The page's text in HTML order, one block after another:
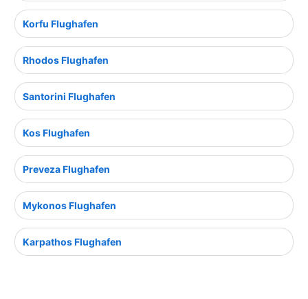
Korfu Flughafen
Rhodos Flughafen
Santorini Flughafen
Kos Flughafen
Preveza Flughafen
Mykonos Flughafen
Karpathos Flughafen